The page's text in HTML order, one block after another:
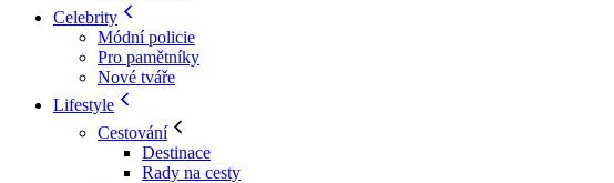
Celebrity
Módní policie
Pro pamětníky
Nové tváře
Lifestyle
Cestování
Destinace
Rady na cesty